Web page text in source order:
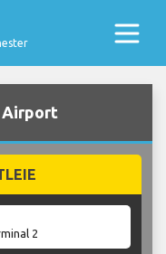
Airport